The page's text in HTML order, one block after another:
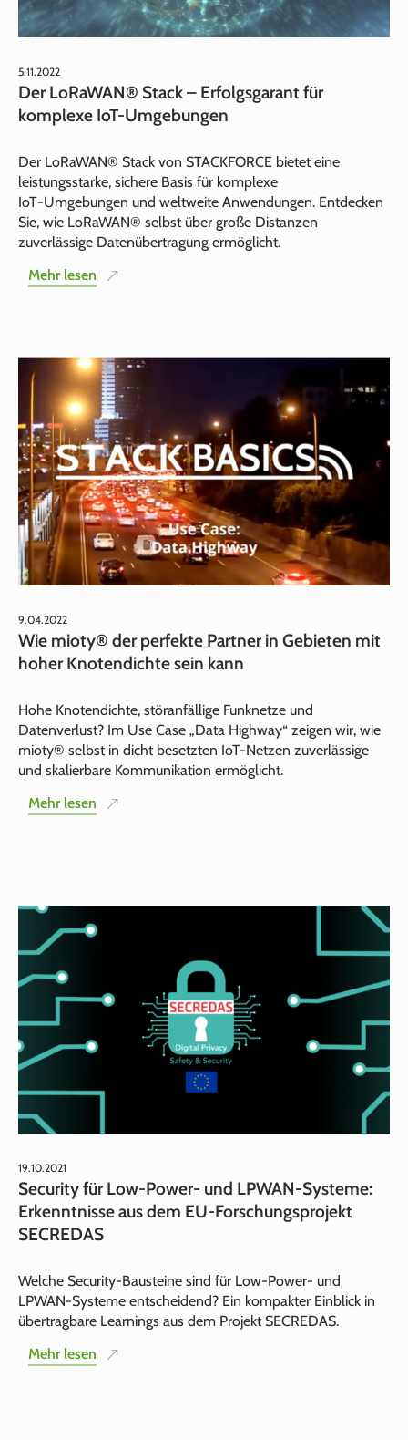
5.11.2022
Der LoRaWAN® Stack – Erfolgsgarant für
komplexe IoT-Umgebungen
Der LoRaWAN® Stack von STACKFORCE bietet eine
leistungsstarke, sichere Basis für komplexe
IoT‑Umgebungen und weltweite Anwendungen. Entdecken
Sie, wie LoRaWAN® selbst über große Distanzen
zuverlässige Datenübertragung ermöglicht.
Mehr lesen
9.04.2022
Wie mioty® der perfekte Partner in Gebieten mit
hoher Knotendichte sein kann
Hohe Knotendichte, störanfällige Funknetze und
Datenverlust? Im Use Case „Data Highway“ zeigen wir, wie
mioty® selbst in dicht besetzten IoT-Netzen zuverlässige
und skalierbare Kommunikation ermöglicht.
Mehr lesen
19.10.2021
Security für Low‑Power‑ und LPWAN‑Systeme:
Erkenntnisse aus dem EU‑Forschungsprojekt
SECREDAS
Welche Security‑Bausteine sind für Low‑Power‑ und
LPWAN‑Systeme entscheidend? Ein kompakter Einblick in
übertragbare Learnings aus dem Projekt SECREDAS.
Mehr lesen